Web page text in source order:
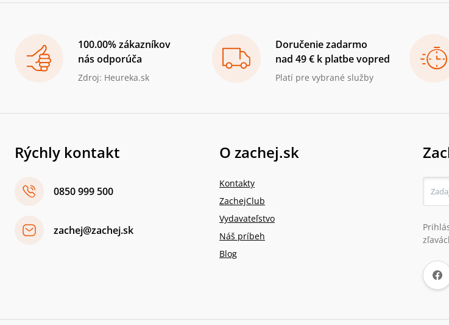
100.00% zákazníkov
nás odporúča
Zdroj: Heureka.sk
Doručenie zadarmo
nad 49 € k platbe vopred
Platí pre vybrané služby
Rýchly kontakt
0850 999 500
zachej@zachej.sk
O zachej.sk
Kontakty
ZachejClub
Vydavateľstvo
Náš príbeh
Blog